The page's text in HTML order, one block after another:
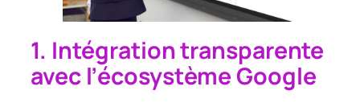
1. Intégration transparente
avec l’écosystème Google